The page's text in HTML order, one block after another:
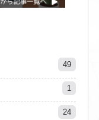
49
1
24